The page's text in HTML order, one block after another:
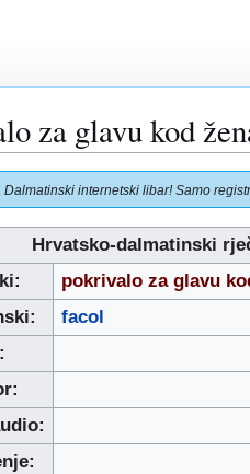
za glavu kod
internetski libar! Samo
Hrvatsko-dalmatinski
pokrivalo za glavu
facol